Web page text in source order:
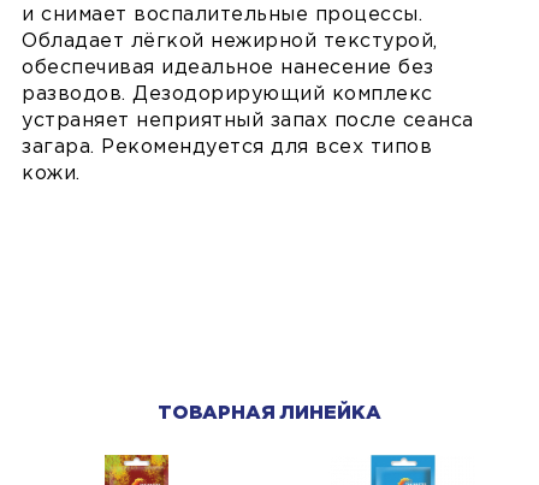
и снимает воспалительные процессы.
Обладает лёгкой нежирной текстурой,
обеспечивая идеальное нанесение без
разводов. Дезодорирующий комплекс
устраняет неприятный запах после сеанса
загара. Рекомендуется для всех типов
кожи.
ТОВАРНАЯ ЛИНЕЙКА